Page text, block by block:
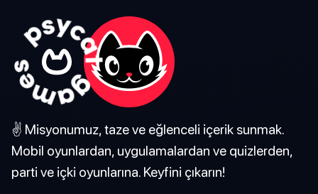
✌️ Misyonumuz, taze ve eğlenceli içerik sunmak.
Mobil oyunlardan, uygulamalardan ve quizlerden,
parti ve içki oyunlarına. Keyfini çıkarın!